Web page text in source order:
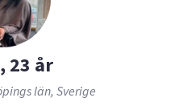
23 år
län, Sverige